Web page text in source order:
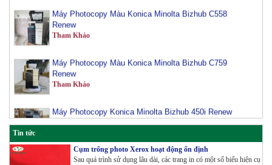
Renew
Tham Khảo
Renew
Tham Khảo
Tham Khảo
Máy Photocopy màu Toshiba E-Studio 3515AC Renew
Tham Khảo
Tin tức
Cụm trống photo Xerox hoạt động ổn định
Sau quá trình sử dụng lâu dài, các trang in có một số biểu hiện cụ